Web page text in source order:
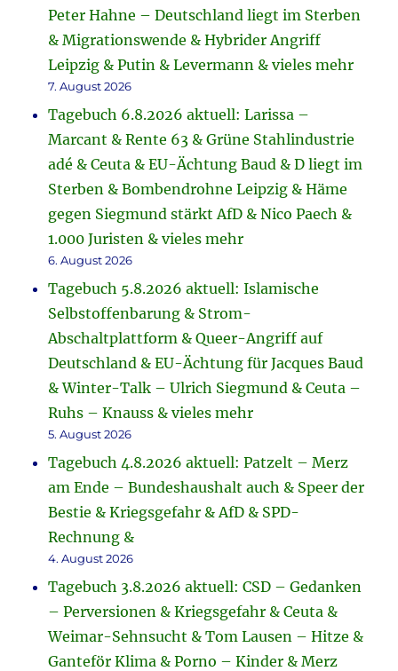
Peter Hahne – Deutschland liegt im Sterben
& Migrationswende & Hybrider Angriff
Leipzig & Putin & Levermann & vieles mehr
7. August 2026
Tagebuch 6.8.2026 aktuell: Larissa –
Marcant & Rente 63 & Grüne Stahlindustrie
adé & Ceuta & EU-Ächtung Baud & D liegt im
Sterben & Bombendrohne Leipzig & Häme
gegen Siegmund stärkt AfD & Nico Paech &
1.000 Juristen & vieles mehr
6. August 2026
Tagebuch 5.8.2026 aktuell: Islamische
Selbstoffenbarung & Strom-
Abschaltplattform & Queer-Angriff auf
Deutschland & EU-Ächtung für Jacques Baud
& Winter-Talk – Ulrich Siegmund & Ceuta –
Ruhs – Knauss & vieles mehr
5. August 2026
Tagebuch 4.8.2026 aktuell: Patzelt – Merz
am Ende – Bundeshaushalt auch & Speer der
Bestie & Kriegsgefahr & AfD & SPD-
Rechnung &
4. August 2026
Tagebuch 3.8.2026 aktuell: CSD – Gedanken
– Perversionen & Kriegsgefahr & Ceuta &
Weimar-Sehnsucht & Tom Lausen – Hitze &
Ganteför Klima & Porno – Kinder & Merz